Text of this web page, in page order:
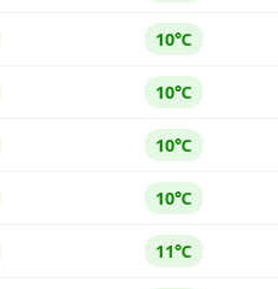
10℃
10℃
10℃
10℃
11℃